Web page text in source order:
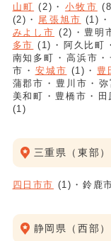
山町 (2) 小牧市
(2)
尾張旭市 (1)
みよし市 (2) 豊明
多市 (1) 阿久比町
南知多町
高浜市
市
安城市 (1) 豊
蒲郡市
豊川市 弥
美和町
豊橋市 田
(1)
三重県（東部）
四日市市 (1) 鈴鹿
静岡県（西部）